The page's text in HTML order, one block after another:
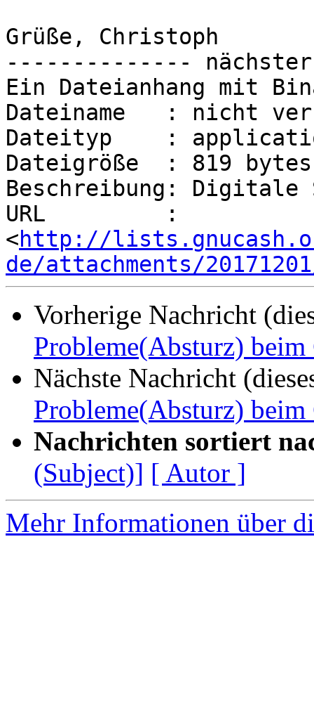
Grüße, Christoph
--------------
Ein Dateianhang mit
Dateiname   : nicht
Dateityp    :
Dateigröße  : 819 bytes
Beschreibung: Digitale
URL         :
<http://
de/attachments/
Vorherige Nachricht
Probleme(Absturz)
Nächste Nachricht
Probleme(Absturz)
Nachrichten sortiert
(Subject)] [ Autor ]
Mehr Informationen über